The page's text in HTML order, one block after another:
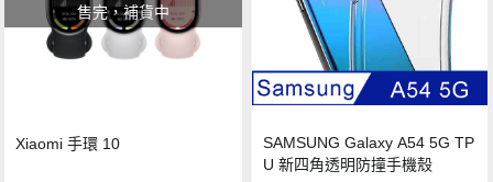
售完，補貨中
Xiaomi 手環 10
SAMSUNG Galaxy A54 5G TP
U 新四角透明防撞手機殼